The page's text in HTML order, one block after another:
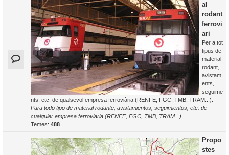
al
rodant
ferrovi
ari
Per a tot
tipus de
material
rodant,
avistam
ents,
seguime
nts, etc. de qualsevol empresa ferroviària (RENFE, FGC, TMB, TRAM...).
Para todo tipo de material rodante, avistamientos, seguimientos, etc. de
cualquier empresa ferroviaria (RENFE, FGC, TMB, TRAM...).
Temes: 488
Propo
stes